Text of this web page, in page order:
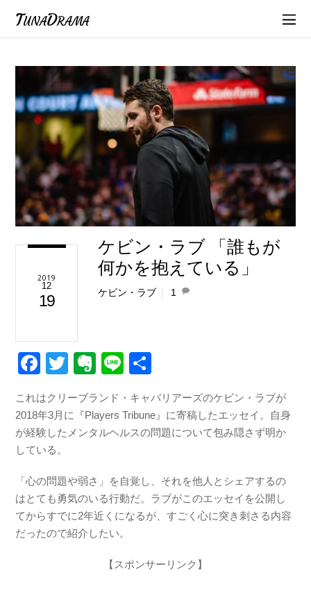
TunaDrama
2019
12
19
ケビン・ラブ 「誰もが
何かを抱えている」
ケビン・ラブ 1
F
c
e
b
o
o
k
T
tt
er
E
er
n
e
Li
e
これはクリーブランド・キャバリアーズのケビン・ラブが
2018年3月に『Players Tribune』に寄稿したエッセイ。自身
が経験したメンタルヘルスの問題について包み隠さず明か
している。
「心の問題や弱さ」を自覚し、それを他人とシェアするの
はとても勇気のいる行動だ。ラブがこのエッセイを公開し
てからすでに2年近くになるが、すごく心に突き刺さる内容
だったので紹介したい。
【スポンサーリンク】